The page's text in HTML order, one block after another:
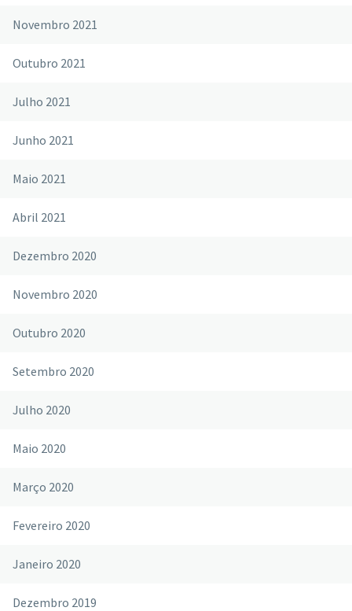
Novembro 2021
Outubro 2021
Julho 2021
Junho 2021
Maio 2021
Abril 2021
Dezembro 2020
Novembro 2020
Outubro 2020
Setembro 2020
Julho 2020
Maio 2020
Março 2020
Fevereiro 2020
Janeiro 2020
Dezembro 2019